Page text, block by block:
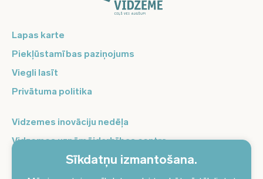
Sīkdatņu izmantošana.
Lapas karte
Piekļūstamības paziņojums
Viegli lasīt
Privātuma politika
Vidzemes inovāciju nedēļa
Vidzemes uzņēmējdarbības centrs
Balso Vidzeme